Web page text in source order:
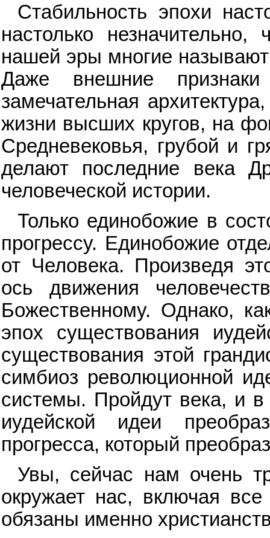
Стабильность эпохи
настолько
нашей эры многие
Даже внешние
замечательная
жизни высших кругов, на
Средневековья, грубой и
делают последние века
человеческой истории.
Только единобожие в
прогрессу. Единобожие
от Человека. Произведя
ось движения
Божественному. Однако,
эпох существования
существования этой
симбиоз революционной
системы. Пройдут века, и в
иудейской идеи
прогресса, который
Увы, сейчас нам очень
окружает нас, включая
обязаны именно